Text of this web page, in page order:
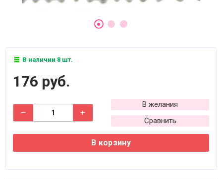
В наличии 8 шт.
176 руб.
В желания
Сравнить
В корзину